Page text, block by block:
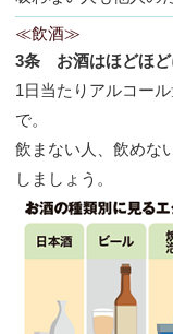
≪飲酒≫
3条 お酒はほどほど
1日当たりアルコー
で。
飲まない人、飲めな
しましょう。